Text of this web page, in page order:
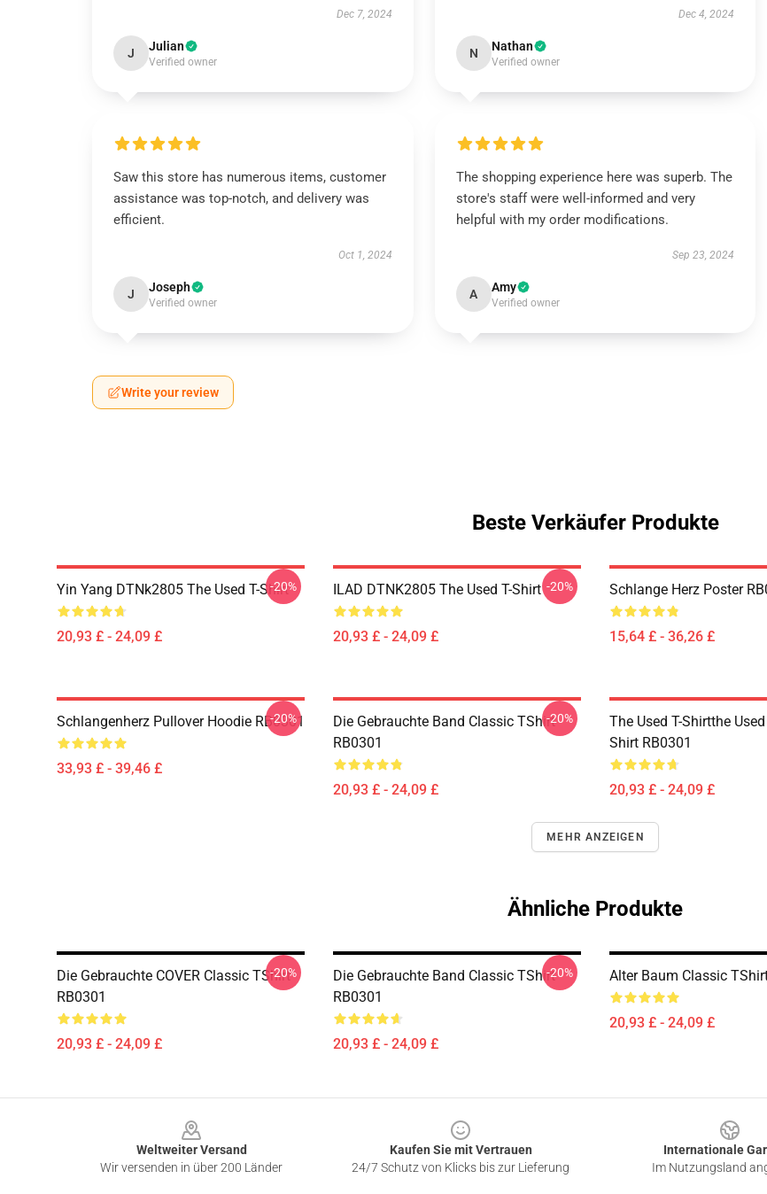
Dec 7, 2024
J Julian
Verified owner
Dec 4, 2024
N Nathan
Verified owner
Saw this store has numerous items, customer
assistance was top-notch, and delivery was
efficient.
Oct 1, 2024
J Joseph
Verified owner
The shopping experience here was superb. The
store's staff were well-informed and very
helpful with my order modifications.
Sep 23, 2024
A Amy
Verified owner
Write your review
Beste Verkäufer Produkte
Yin Yang DTNk2805 The Used T-Shirt
20,93 £ - 24,09 £
-20% ILAD DTNK2805 The Used T-Shirt
20,93 £ - 24,09 £
-20% Schlange Herz Poster
15,64 £ - 36,26 £
Schlangenherz Pullover Hoodie RB0301
33,93 £ - 39,46 £
-20%
Die Gebrauchte Band Classic TShirt
RB0301
20,93 £ - 24,09 £
-20%
The Used T-Shirtthe
Shirt RB0301
20,93 £ - 24,09 £
MEHR ANZEIGEN
Ähnliche Produkte
Die Gebrauchte COVER Classic TShirt
RB0301
20,93 £ - 24,09 £
-20%
Die Gebrauchte Band Classic TShirt
RB0301
20,93 £ - 24,09 £
-20% Alter Baum Classic
20,93 £ - 24,09 £
Weltweiter Versand
Wir versenden in über 200 Länder
Kaufen Sie mit Vertrauen
24/7 Schutz von Klicks bis zur Lieferung
Internationale
Im Nutzungsland